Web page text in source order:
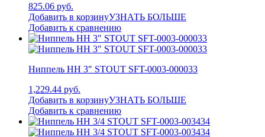
825.06 руб.
Добавить в корзинуУЗНАТЬ БОЛЬШЕ
Добавить к сравнению
Ниппель НН 3″ STOUT SFT-0003-000033
1,229.44 руб.
Добавить в корзинуУЗНАТЬ БОЛЬШЕ
Добавить к сравнению